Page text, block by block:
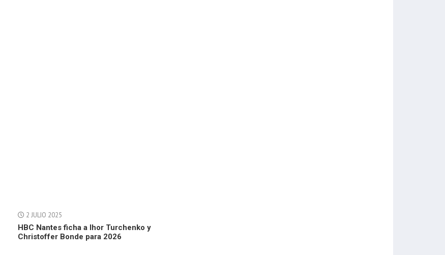
2 JULIO 2025
HBC Nantes ficha a Ihor Turchenko y
Christoffer Bonde para 2026